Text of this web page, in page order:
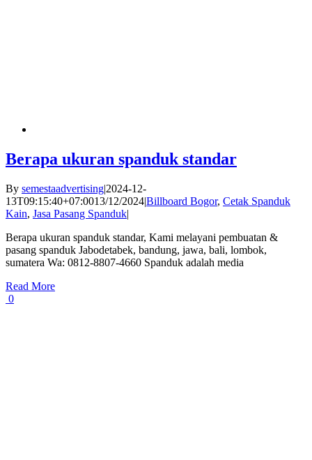
Berapa ukuran spanduk standar
By semestaadvertising|2024-12-
13T09:15:40+07:0013/12/2024|Billboard Bogor, Cetak Spanduk
Kain, Jasa Pasang Spanduk|
Berapa ukuran spanduk standar, Kami melayani pembuatan &
pasang spanduk Jabodetabek, bandung, jawa, bali, lombok,
sumatera Wa: 0812-8807-4660 Spanduk adalah media
Read More
0